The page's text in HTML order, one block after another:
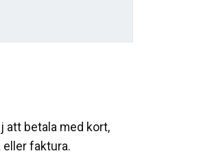
att betala med kort,
eller faktura.